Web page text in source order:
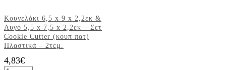
Κουνελάκι 6,5 x 9 x 2,2εκ &
Αυγό 5,5 x 7,5 x 2,2εκ – Σετ
Cookie Cutter (κουπ πατ)
Πλαστικά – 2τεμ.
4,83€